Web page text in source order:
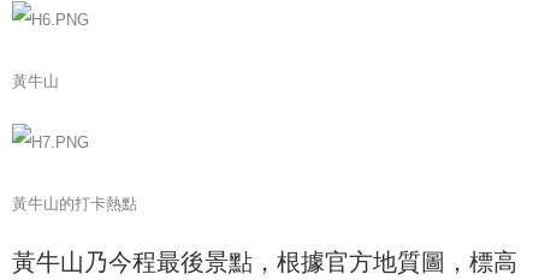
黃牛山
黃牛山的打卡熱點
黃牛山乃今程最後景點，根據官方地質圖，標高